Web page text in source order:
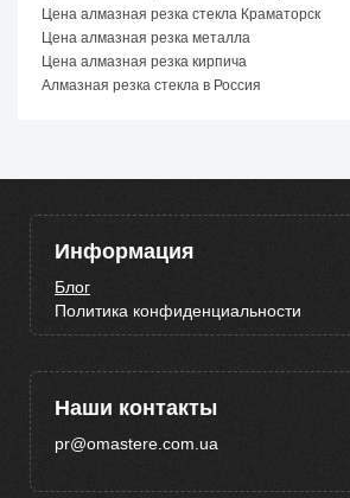
Цена алмазная резка стекла Краматорск
Цена алмазная резка металла
Цена алмазная резка кирпича
Алмазная резка стекла в Россия
Информация
Блог
Политика конфиденциальности
Наши контакты
pr@omastere.com.ua